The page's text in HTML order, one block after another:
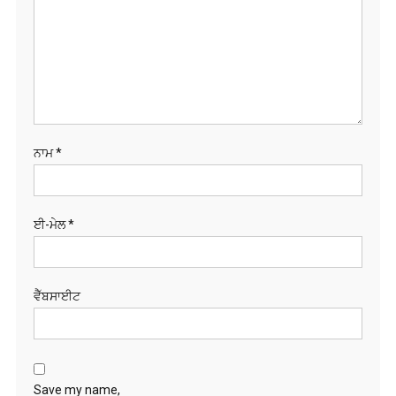
ਨਾਮ*
ਈ-ਮੇਲ*
ਵੈੱਬਸਾਈਟ
Save my name,